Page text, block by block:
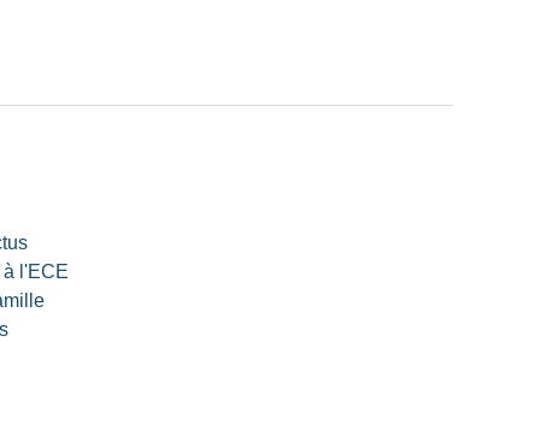
l'ECE